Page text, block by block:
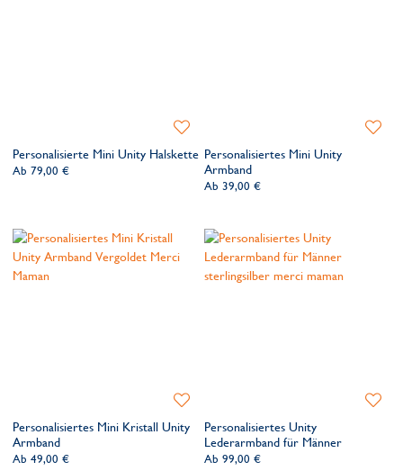
Personalisierte Mini Unity Halskette
Ab 79,00 €
Zur
hinzufügenPersonalisiertes Mini Unity
Armband
Ab 39,00 €
Zur
Personalisiertes Mini Kristall Unity
Armband
Ab 49,00 €
Zur
hinzufügenPersonalisiertes Unity
Lederarmband für Männer
Ab 99,00 €
Zur